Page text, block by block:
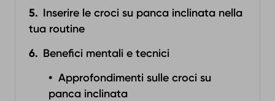
Inserire le croci su panca inclinata nella
tua routine
Benefici mentali e tecnici
Approfondimenti sulle croci su
panca inclinata